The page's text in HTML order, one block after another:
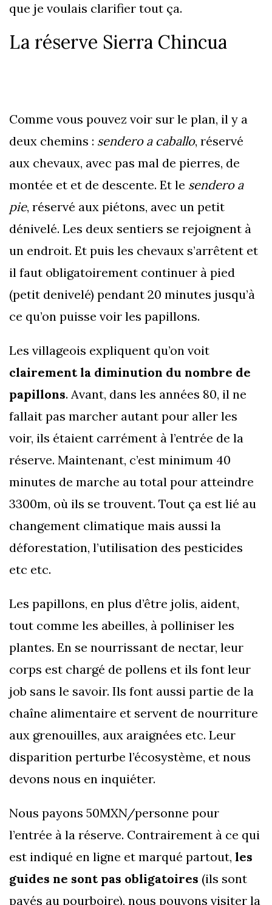
que je voulais clarifier tout ça.
La réserve Sierra Chincua
Comme vous pouvez voir sur le plan, il y a
deux chemins : sendero a caballo, réservé
aux chevaux, avec pas mal de pierres, de
montée et et de descente. Et le sendero a
pie, réservé aux piétons, avec un petit
dénivelé. Les deux sentiers se rejoignent à
un endroit. Et puis les chevaux s’arrêtent et
il faut obligatoirement continuer à pied
(petit denivelé) pendant 20 minutes jusqu’à
ce qu’on puisse voir les papillons.
Les villageois expliquent qu’on voit
clairement la diminution du nombre de
papillons. Avant, dans les années 80, il ne
fallait pas marcher autant pour aller les
voir, ils étaient carrément à l’entrée de la
réserve. Maintenant, c’est minimum 40
minutes de marche au total pour atteindre
3300m, où ils se trouvent. Tout ça est lié au
changement climatique mais aussi la
déforestation, l’utilisation des pesticides
etc etc.
Les papillons, en plus d’être jolis, aident,
tout comme les abeilles, à polliniser les
plantes. En se nourrissant de nectar, leur
corps est chargé de pollens et ils font leur
job sans le savoir. Ils font aussi partie de la
chaîne alimentaire et servent de nourriture
aux grenouilles, aux araignées etc. Leur
disparition perturbe l’écosystème, et nous
devons nous en inquiéter.
Nous payons 50MXN/personne pour
l’entrée à la réserve. Contrairement à ce qui
est indiqué en ligne et marqué partout, les
guides ne sont pas obligatoires (ils sont
payés au pourboire), nous pouvons visiter la